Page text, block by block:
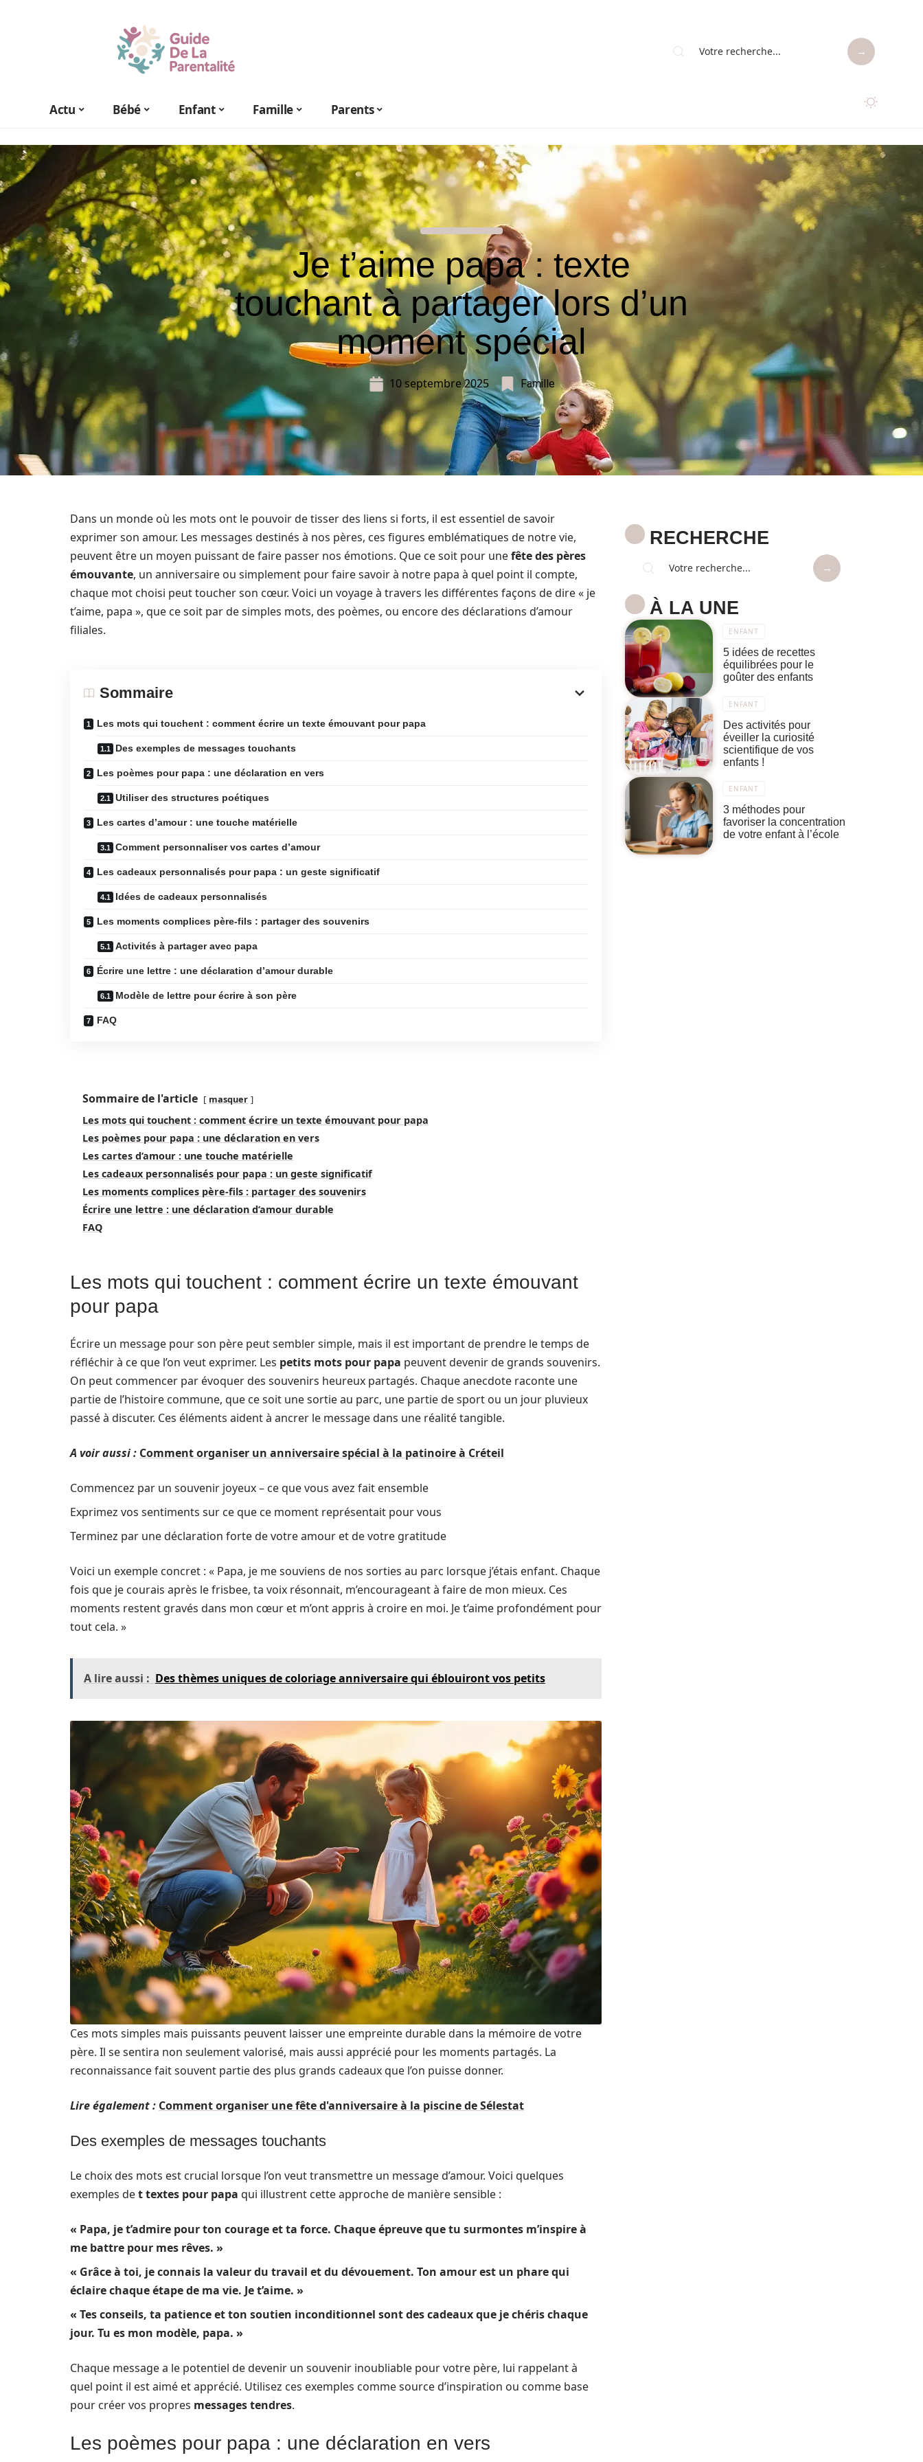
Actu Bébé Enfant Famille Parents
Je t’aime papa : texte
touchant à partager lors d’un
moment spécial
10 septembre 2025 Famille
Dans un monde où les mots ont le pouvoir de tisser des liens si forts, il est essentiel de savoir
exprimer son amour. Les messages destinés à nos pères, ces figures emblématiques de notre vie,
peuvent être un moyen puissant de faire passer nos émotions. Que ce soit pour unefête des pères
émouvante, un anniversaire ou simplement pour faire savoir à notre papa à quel point il compte,
chaque mot choisi peut toucher son cœur. Voici un voyage à travers les différentes façons de dire « je
t’aime, papa », que ce soit par de simples mots, des poèmes, ou encore des déclarations d’amour
filiales.
Sommaire
Les mots qui touchent : comment écrire un texte émouvant pour papa
Des exemples de messages touchants
Les poèmes pour papa : une déclaration en vers
Utiliser des structures poétiques
Les cartes d’amour : une touche matérielle
Comment personnaliser vos cartes d’amour
Les cadeaux personnalisés pour papa : un geste significatif
Idées de cadeaux personnalisés
Les moments complices père-fils : partager des souvenirs
Activités à partager avec papa
Écrire une lettre : une déclaration d’amour durable
Modèle de lettre pour écrire à son père
FAQ
Sommaire de l'article masquer
Les mots qui touchent : comment écrire un texte émouvant pour papa
Les poèmes pour papa : une déclaration en vers
Les cartes d’amour : une touche matérielle
Les cadeaux personnalisés pour papa : un geste significatif
Les moments complices père-fils : partager des souvenirs
Écrire une lettre : une déclaration d’amour durable
FAQ
Les mots qui touchent : comment écrire un texte émouvant
pour papa
Écrire un message pour son père peut sembler simple, mais il est important de prendre le temps de
réfléchir à ce que l’on veut exprimer. Les petits mots pour papa peuvent devenir de grands souvenirs.
On peut commencer par évoquer des souvenirs heureux partagés. Chaque anecdote raconte une
partie de l’histoire commune, que ce soit une sortie au parc, une partie de sport ou un jour pluvieux
passé à discuter. Ces éléments aident à ancrer le message dans une réalité tangible.
A voir aussi : Comment organiser un anniversaire spécial à la patinoire à Créteil
Commencez par un souvenir joyeux – ce que vous avez fait ensemble
Exprimez vos sentiments sur ce que ce moment représentait pour vous
Terminez par une déclaration forte de votre amour et de votre gratitude
Voici un exemple concret : « Papa, je me souviens de nos sorties au parc lorsque j’étais enfant. Chaque
fois que je courais après le frisbee, ta voix résonnait, m’encourageant à faire de mon mieux. Ces
moments restent gravés dans mon cœur et m’ont appris à croire en moi. Je t’aime profondément pour
tout cela. »
A lire aussi : Des thèmes uniques de coloriage anniversaire qui éblouiront vos petits
Ces mots simples mais puissants peuvent laisser une empreinte durable dans la mémoire de votre
père. Il se sentira non seulement valorisé, mais aussi apprécié pour les moments partagés. La
reconnaissance fait souvent partie des plus grands cadeaux que l’on puisse donner.
Lire également : Comment organiser une fête d'anniversaire à la piscine de Sélestat
Des exemples de messages touchants
Le choix des mots est crucial lorsque l’on veut transmettre un message d’amour. Voici quelques
exemples det textes pour papa qui illustrent cette approche de manière sensible :
« Papa, je t’admire pour ton courage et ta force. Chaque épreuve que tu surmontes m’inspire à
me battre pour mes rêves. »
« Grâce à toi, je connais la valeur du travail et du dévouement. Ton amour est un phare qui
éclaire chaque étape de ma vie. Je t’aime. »
« Tes conseils, ta patience et ton soutien inconditionnel sont des cadeaux que je chéris chaque
jour. Tu es mon modèle, papa. »
Chaque message a le potentiel de devenir un souvenir inoubliable pour votre père, lui rappelant à
quel point il est aimé et apprécié. Utilisez ces exemples comme source d’inspiration ou comme base
pour créer vos propres messages tendres.
Les poèmes pour papa : une déclaration en vers
RECHERCHE
À LA UNE
ENFANT
5 idées de recettes
équilibrées pour le
goûter des enfants
ENFANT
Des activités pour
éveiller la curiosité
scientifique de vos
enfants !
ENFANT
3 méthodes pour
favoriser la concentration
de votre enfant à l’école